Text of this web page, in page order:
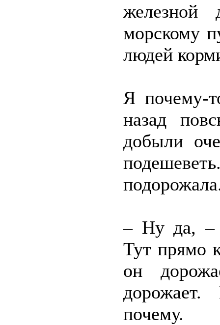
морскому
людей
Я почему-
назад
добыли
– Ну да, –
Тут прямо
он
почему.